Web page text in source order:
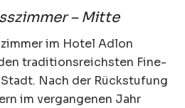
– Mitte
im Hotel Adlon
traditionsreichsten Fine-
Nach der Rückstufung
im vergangenen Jahr